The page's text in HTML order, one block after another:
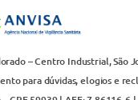
– Centro Industrial,
para dúvidas, elogios e